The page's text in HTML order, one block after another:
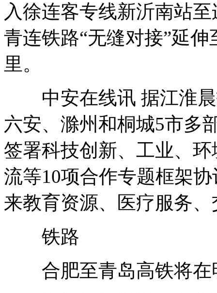
入徐连客专线新沂南站
青连铁路“无缝对接”延
里。
中安在线讯 据江淮晨
六安、滁州和桐城5市多
签署科技创新、工业、
流等10项合作专题框架
来教育资源、医疗服务
铁路
合肥至青岛高铁将在